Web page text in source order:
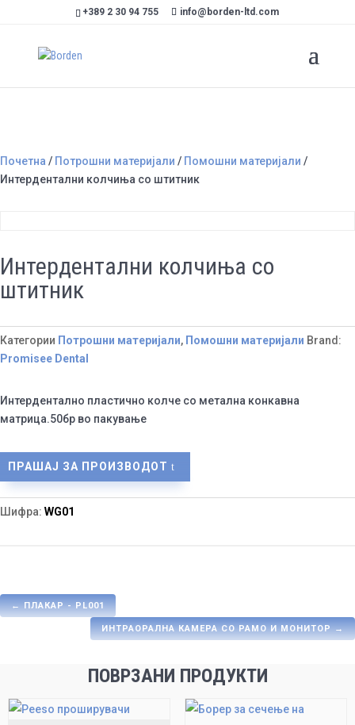
+389 2 30 94 755 info@borden-ltd.com
Почетна / Потрошни материјали / Помошни материјали /
Интердентални колчиња со штитник
Интердентални колчиња со
штитник
Категории Потрошни материјали, Помошни материјали Brand:
Promisee Dental
Интердентално пластично колче со метална конкавна
матрица.50бр во пакување
ПРАШАЈ ЗА ПРОИЗВОДОТ
Шифра: WG01
←ПЛАКАР - PL001
ИНТРАОРАЛНА КАМЕРА СО РАМО И МОНИТОР→
ПОВРЗАНИ ПРОДУКТИ